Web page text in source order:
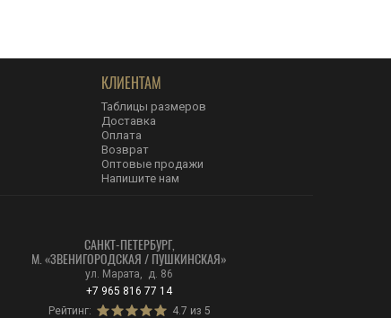
КЛИЕНТАМ
Таблицы размеров
Доставка
Оплата
Возврат
Оптовые продажи
Напишите нам
САНКТ-ПЕТЕРБУРГ,
М. «ЗВЕНИГОРОДСКАЯ / ПУШКИНСКАЯ»
ул. Марата, д. 86
+7 965 816 77 14
Рейтинг:
4.7 из 5